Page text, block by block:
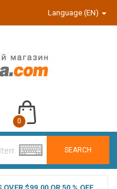
Language (EN)
SEARCH
0